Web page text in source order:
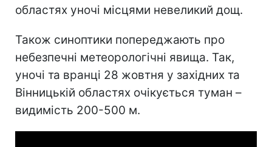
областях уночі місцями невеликий дощ.
Також синоптики попереджають про
небезпечні метеорологічні явища. Так,
уночі та вранці 28 жовтня у західних та
Вінницькій областях очікується туман –
видимість 200-500 м.